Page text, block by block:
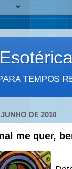
TEMPOS
DE 2010
me quer,